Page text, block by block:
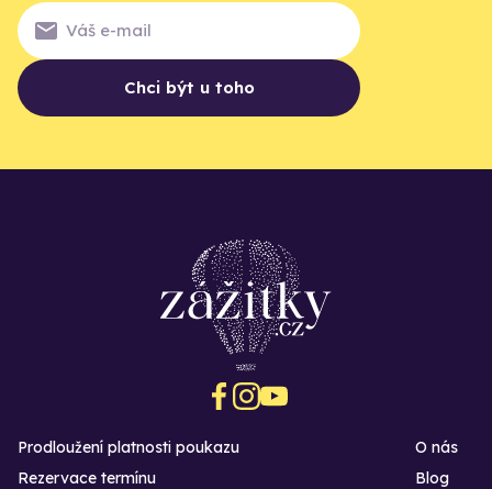
Chci být u toho
Prodloužení platnosti poukazu
Rezervace termínu
O nás
Blog